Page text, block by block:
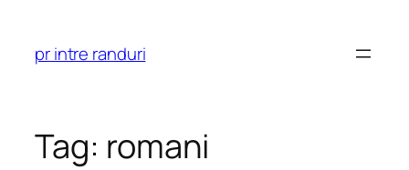
content
pr intre randuri
Tag: romani